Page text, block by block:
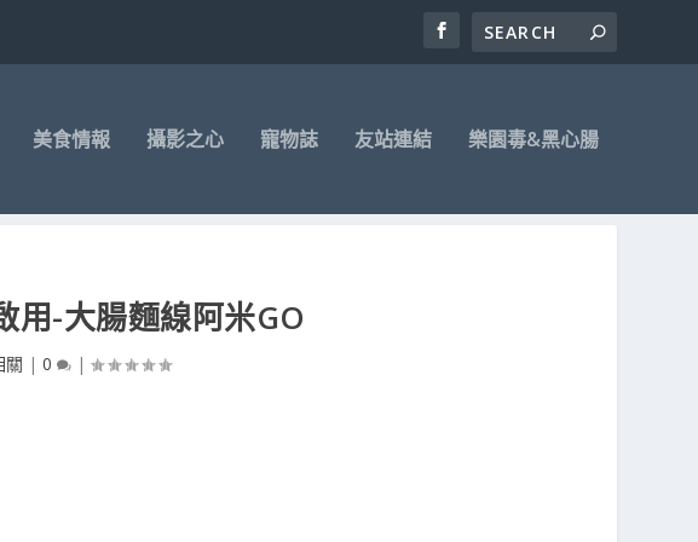
美食情報 攝影之心 寵物誌 友站連結 樂園毒&黑心腸
用-大腸麵線阿米GO
關 | 0 |